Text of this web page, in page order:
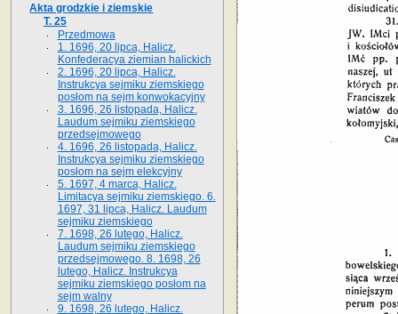
Akta grodzkie i ziemskie
T. 25
Przedmowa
1. 1696, 20 lipca, Halicz.
Konfederacya ziemian halickich
2. 1696, 20 lipca, Halicz.
Instrukcya sejmiku ziemskiego
posłom na sejm konwokacyjny
3. 1696, 26 listopada, Halicz.
Laudum sejmiku ziemskiego
przedsejmowego
4. 1696, 26 listopada, Halicz.
Instrukcya sejmiku ziemskiego
posłom na sejm elekcyjny
5. 1697, 4 marca, Halicz.
Limitacya sejmiku ziemskiego. 6.
1697, 31 lipca, Halicz. Laudum
sejmiku ziemskiego
7. 1698, 26 lutego, Halicz.
Laudum sejmiku ziemskiego
przedsejmowego. 8. 1698, 26
lutego, Halicz. Instrukcya
sejmiku ziemskiego posłom na
sejm walny
9. 1698, 26 lutego, Halicz.